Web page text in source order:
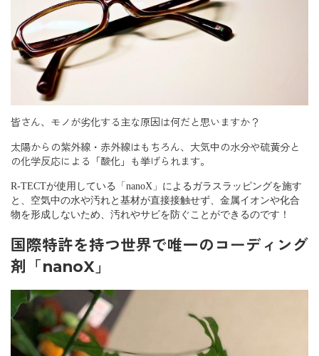
皆さん、モノが劣化する主な原因は何だと思いますか？
太陽からの紫外線・赤外線はもちろん、大気中の水分や硫黄分と
の化学反応による「酸化」も挙げられます。
R-TECTが使用している「 nanoX 」によるガラスラッピングを施す
と、空気中の水や汚れと基材が直接接触せず、金属イオンや化合
物を形成しないため、汚れやサビを防ぐことができるのです！
国際特許を持つ世界で唯一のコーディング
剤「nanoX」